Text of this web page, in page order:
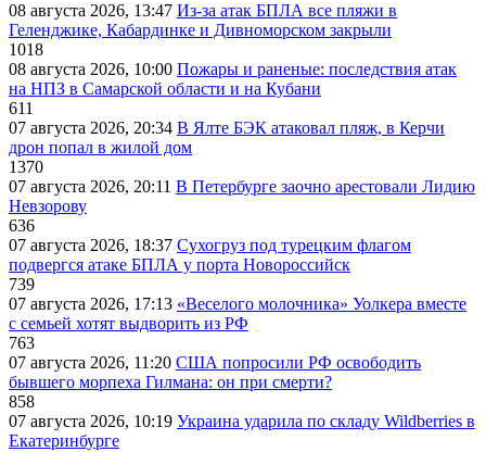
08 августа 2026, 13:47 Из-за атак БПЛА все пляжи в
Геленджике, Кабардинке и Дивноморском закрыли
1018
08 августа 2026, 10:00 Пожары и раненые: последствия атак
на НПЗ в Самарской области и на Кубани
611
07 августа 2026, 20:34 В Ялте БЭК атаковал пляж, в Керчи
дрон попал в жилой дом
1370
07 августа 2026, 20:11 В Петербурге заочно арестовали Лидию
Невзорову
636
07 августа 2026, 18:37 Сухогруз под турецким флагом
подвергся атаке БПЛА у порта Новороссийск
739
07 августа 2026, 17:13 «Веселого молочника» Уолкера вместе
с семьей хотят выдворить из РФ
763
07 августа 2026, 11:20 США попросили РФ освободить
бывшего морпеха Гилмана: он при смерти?
858
07 августа 2026, 10:19 Украина ударила по складу Wildberries в
Екатеринбурге